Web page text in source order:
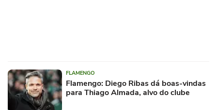
FLAMENGO
Flamengo: Diego Ribas dá boas-vindas
para Thiago Almada, alvo do clube